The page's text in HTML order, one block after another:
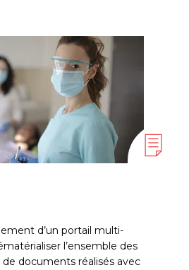
d’un portail multi-
l’ensemble des
documents réalisés avec